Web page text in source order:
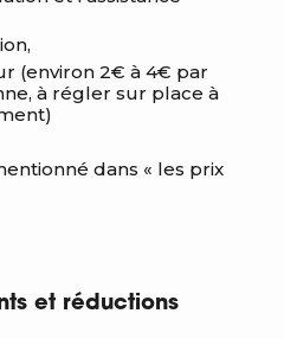
(environ 2€ à 4€ par
à régler sur place à
dans « les prix
et réductions